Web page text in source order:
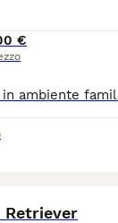
€
Retriever